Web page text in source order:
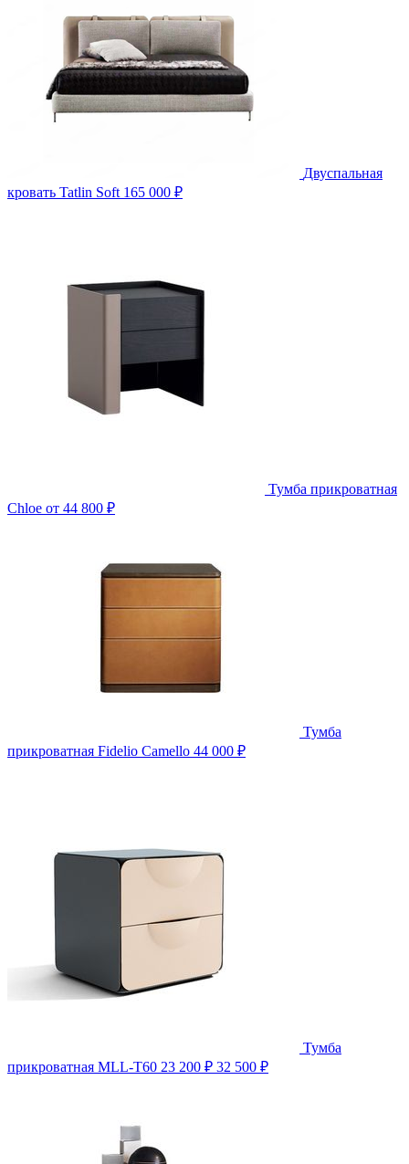
Двуспальная
кровать Tatlin Soft 165 000 ₽
Тумба прикроватная
Chloe от 44 800 ₽
Тумба
прикроватная Fidelio Camello 44 000 ₽
Тумба
прикроватная MLL-T60 23 200 ₽ 32 500 ₽